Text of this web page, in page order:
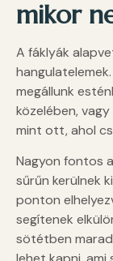
mikor
A fáklyák
megállunk
közelében,
mint ott, ahol
Nagyon fontos
sűrűn kerülnek
ponton
segítenek
sötétben